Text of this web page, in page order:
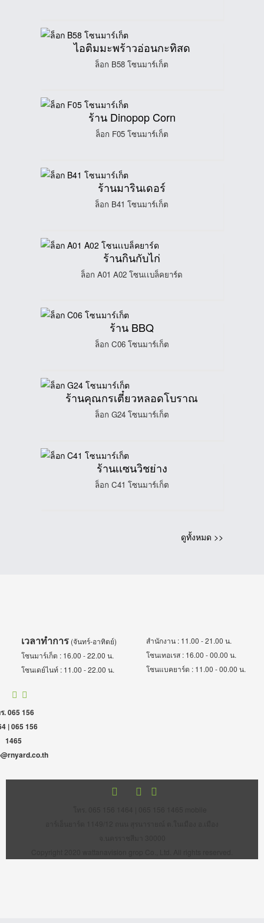
ไอติมมะพร้าวอ่อนกะทิสด
ล็อก B58 โซนมาร์เก็ต
ร้าน Dinopop Corn
ล็อก F05 โซนมาร์เก็ต
ร้านมารินเดอร์
ล็อก B41 โซนมาร์เก็ต
ร้านกินกับไก่
ล็อก A01 A02 โซนเเบล็คยาร์ด
ร้าน BBQ
ล็อก C06 โซนมาร์เก็ต
ร้านคุณกรเตี๋ยวหลอดโบราณ
ล็อก G24 โซนมาร์เก็ต
ร้านเเซนวิชย่าง
ล็อก C41 โซนมาร์เก็ต
ดูทั้งหมด >>
เวลาทำการ(จันทร์-อาทิตย์)
โซนมาร์เก็ต : 16.00 - 22.00 น.
โซนเดย์ไนท์ : 11.00 - 22.00 น.
สำนักงาน : 11.00 - 21.00 น.
โซนเทอเรส : 16.00 - 00.00 น.
โซนแบคยาร์ด : 11.00 - 00.00 น.
. 065 156
| 065 156
1465